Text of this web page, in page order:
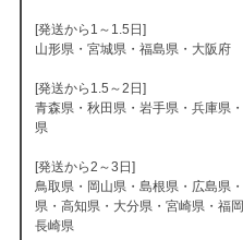
[発送から1～1.5日]
山形県・宮城県・福島県・大阪府
[発送から1.5～2日]
青森県・秋田県・岩手県・兵庫県
県
[発送から2～3日]
鳥取県・岡山県・島根県・広島県
県・高知県・大分県・宮崎県・福
長崎県